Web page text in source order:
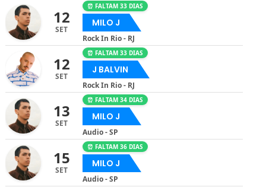
12
SET
⏰ FALTAM 33 DIAS
MILO J
Rock In Rio - RJ
12
SET
⏰ FALTAM 33 DIAS
J BALVIN
Rock In Rio - RJ
13
SET
⏰ FALTAM 34 DIAS
MILO J
Audio - SP
15
SET
⏰ FALTAM 36 DIAS
MILO J
Audio - SP